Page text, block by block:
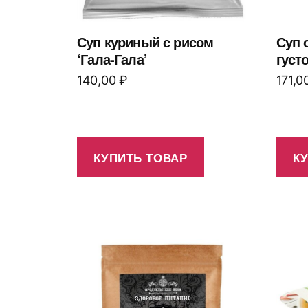
Суп куриный с рисом
‘Гала-Гала’
140,00₽
КУПИТЬ ТОВАР
Суп